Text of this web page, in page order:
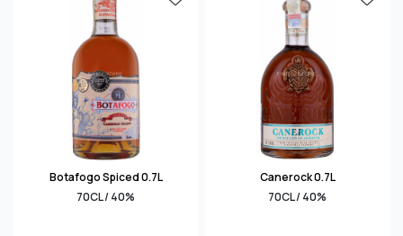
Botafogo Spiced 0.7L
70CL / 40%
Canerock 0.7L
70CL / 40%